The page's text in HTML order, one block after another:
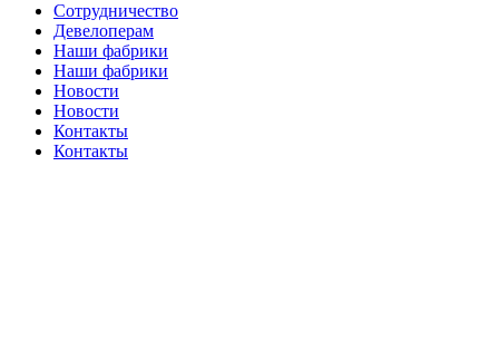
Сотрудничество
Девелоперам
Наши фабрики
Наши фабрики
Новости
Новости
Контакты
Контакты